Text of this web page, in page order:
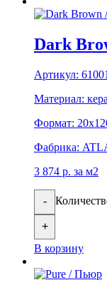
Dark
Артикул:
Материал:
Формат:
Фабрика:
3 874 р. за м2
-
+
В корзину